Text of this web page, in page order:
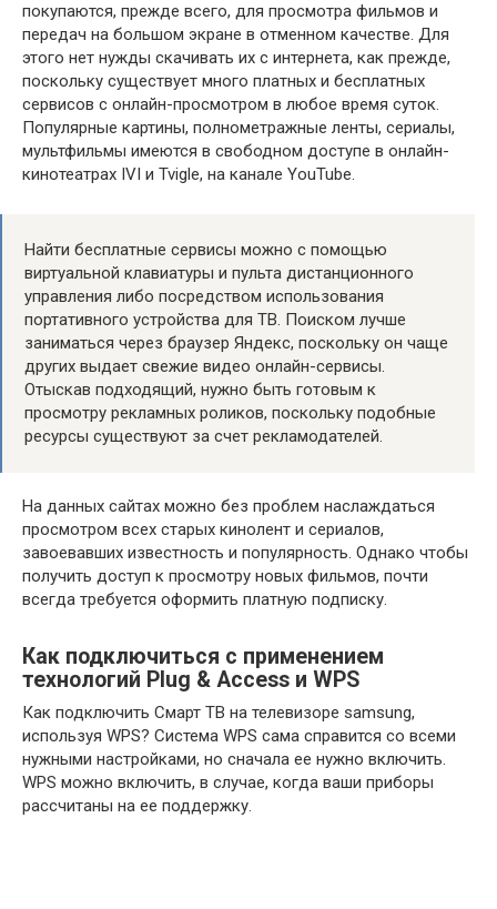
покупаются, прежде всего, для просмотра фильмов и
передач на большом экране в отменном качестве. Для
этого нет нужды скачивать их с интернета, как прежде,
поскольку существует много платных и бесплатных
сервисов с онлайн-просмотром в любое время суток.
Популярные картины, полнометражные ленты, сериалы,
мультфильмы имеются в свободном доступе в онлайн-
кинотеатрах IVI и Tvigle, на канале YouTube.
Найти бесплатные сервисы можно с помощью
виртуальной клавиатуры и пульта дистанционного
управления либо посредством использования
портативного устройства для ТВ. Поиском лучше
заниматься через браузер Яндекс, поскольку он чаще
других выдает свежие видео онлайн-сервисы.
Отыскав подходящий, нужно быть готовым к
просмотру рекламных роликов, поскольку подобные
ресурсы существуют за счет рекламодателей.
На данных сайтах можно без проблем наслаждаться
просмотром всех старых кинолент и сериалов,
завоевавших известность и популярность. Однако чтобы
получить доступ к просмотру новых фильмов, почти
всегда требуется оформить платную подписку.
Как подключиться с применением
технологий Plug & Access и WPS
Как подключить Смарт ТВ на телевизоре samsung,
используя WPS? Система WPS сама справится со всеми
нужными настройками, но сначала ее нужно включить.
WPS можно включить, в случае, когда ваши приборы
рассчитаны на ее поддержку.